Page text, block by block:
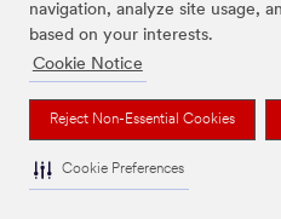
navigation, analyze site usage,
based on your interests.
Cookie Notice
Reject Non-Essential Cookies
Cookie Preferences